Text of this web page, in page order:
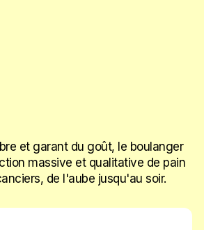
et garant du goût, le boulanger
massive et qualitative de pain
de l'aube jusqu'au soir.